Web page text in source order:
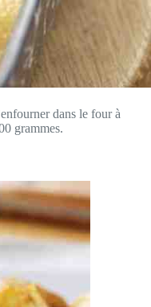
dans le four à
grammes.